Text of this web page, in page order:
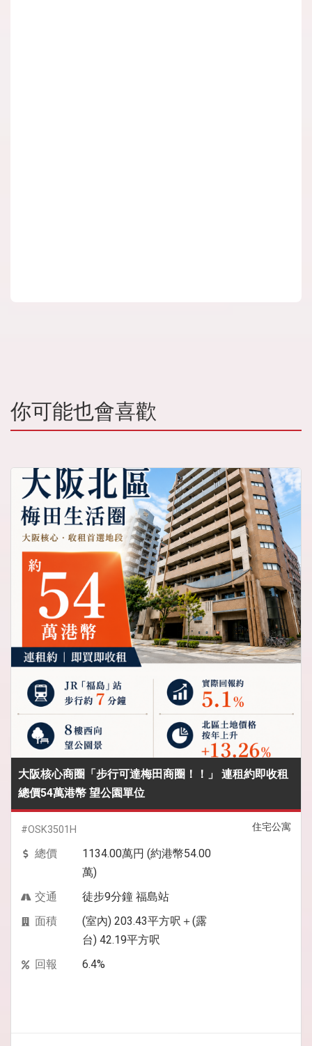
你可能也會喜歡
大阪核心商圈「步行可達梅田商圈！！」 連租約即收租
總價54萬港幣 望公園單位
住宅公寓
#OSK3501H
總價
1134.00萬円 (約港幣54.00
萬)
交通
徒步9分鐘 福島站
面積
(室內) 203.43平方呎＋(露
台) 42.19平方呎
回報
6.4%